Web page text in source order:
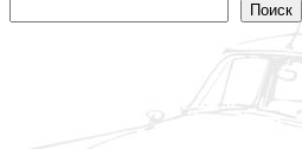
Поиск